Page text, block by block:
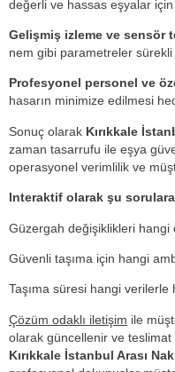
değerli ve hassas eşyalar için
Gelişmiş izleme ve sensör
nem gibi parametreler sürekli
Profesyonel personel ve
hasarın minimize edilmesi
Sonuç olarak Kırıkkale
zaman tasarrufu ile eşya
operasyonel verimlilik ve
Interaktif olarak şu
Güzergah değişiklikleri hangi
Güvenli taşıma için hangi
Taşıma süresi hangi verilerle
Çözüm odaklı iletişim ile
olarak güncellenir ve teslimat
Kırıkkale İstanbul Arası